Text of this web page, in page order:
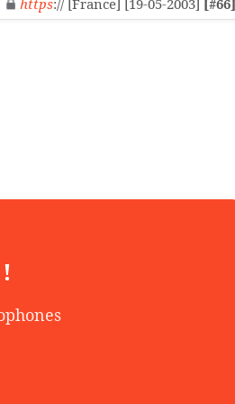
https:// [France] [19-05-2003] [#66]